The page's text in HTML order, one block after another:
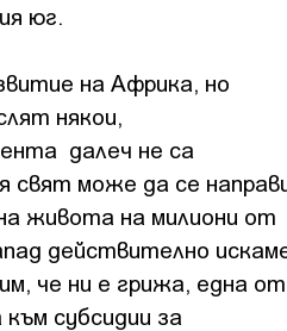
юг.
на Африка, но
някои,
далеч не са
свят може да се
живота на милиони от
действително
че ни е грижа, една от
субсидии за